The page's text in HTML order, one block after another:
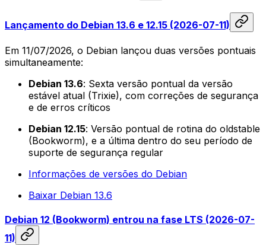
Lançamento do Debian 13.6 e 12.15 (2026-07-11)
Em 11/07/2026, o Debian lançou duas versões pontuais
simultaneamente:
Debian 13.6: Sexta versão pontual da versão
estável atual (Trixie), com correções de segurança
e de erros críticos
Debian 12.15: Versão pontual de rotina do oldstable
(Bookworm), e a última dentro do seu período de
suporte de segurança regular
Informações de versões do Debian
Baixar Debian 13.6
Debian 12 (Bookworm) entrou na fase LTS (2026-07-
11)